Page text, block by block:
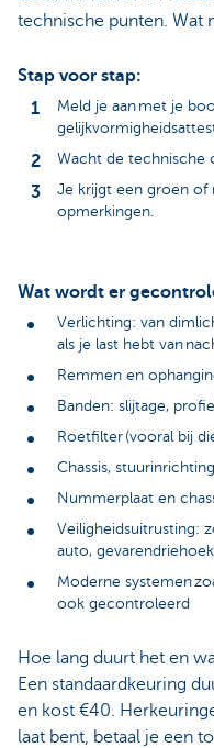
technische punten. Wat
Stap voor stap:
Meld je aan met je
Wacht de technische
Je krijgt een groen of
opmerkingen.
Wat wordt er
Verlichting: van
als je last hebt van
Remmen en
Banden: slijtage,
Roetfilter (vooral bij
Chassis,
Nummerplaat en
Veiligheidsuitrusting:
auto,
Moderne systemen
ook gecontroleerd
Hoe lang duurt het en
Een standaardkeuring
en kost €40.
laat bent, betaal je een